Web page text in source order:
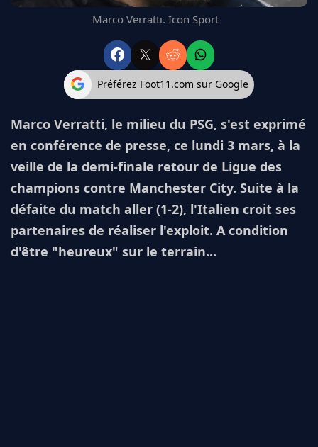
Marco Verratti. Icon Sport
Préférez Foot11.com sur Google
Marco Verratti, le milieu du PSG, s'est exprimé
en conférence de presse, ce lundi 3 mars, à la
veille de la demi-finale retour de Ligue des
champions contre Manchester City. Suite à la
défaite du match aller (1-2), l'Italien croit ses
partenaires de réaliser l'exploit. A condition
d'être "heureux" sur le terrain...